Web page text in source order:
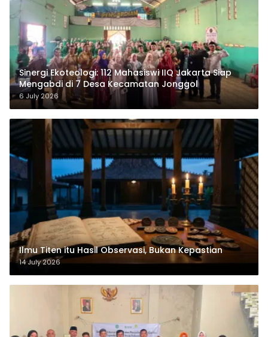
‎Sinergi Ekoteologi: 112 Mahasiswi IIQ Jakarta Siap
Mengabdi di 7 Desa Kecamatan Jonggol
6 July 2026
Ilmu Titen itu Hasil Observasi, Bukan Kepastian
14 July 2026